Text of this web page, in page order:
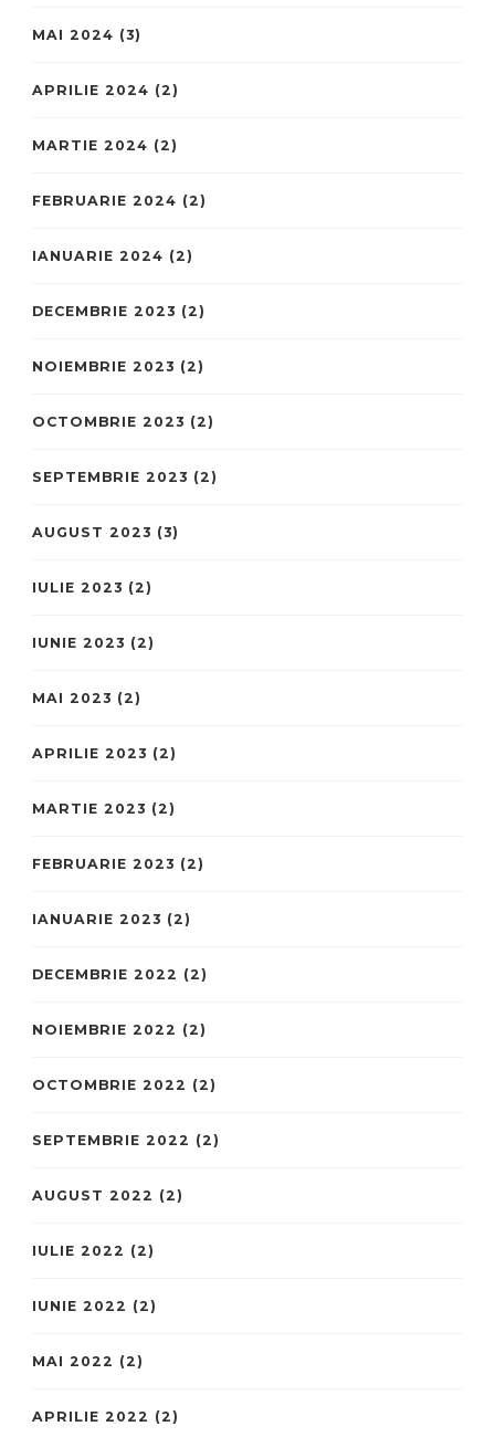
MAI 2024 (3)
APRILIE 2024 (2)
MARTIE 2024 (2)
FEBRUARIE 2024 (2)
IANUARIE 2024 (2)
DECEMBRIE 2023 (2)
NOIEMBRIE 2023 (2)
OCTOMBRIE 2023 (2)
SEPTEMBRIE 2023 (2)
AUGUST 2023 (3)
IULIE 2023 (2)
IUNIE 2023 (2)
MAI 2023 (2)
APRILIE 2023 (2)
MARTIE 2023 (2)
FEBRUARIE 2023 (2)
IANUARIE 2023 (2)
DECEMBRIE 2022 (2)
NOIEMBRIE 2022 (2)
OCTOMBRIE 2022 (2)
SEPTEMBRIE 2022 (2)
AUGUST 2022 (2)
IULIE 2022 (2)
IUNIE 2022 (2)
MAI 2022 (2)
APRILIE 2022 (2)